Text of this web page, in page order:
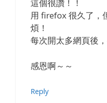
這個很讚！！
用 firefox 很久了，
煩！
每次開太多網頁後
感恩啊～～
Reply